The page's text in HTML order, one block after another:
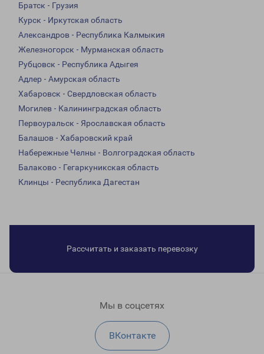
Братск - Грузия
Курск - Иркутская область
Александров - Республика Калмыкия
Железногорск - Мурманская область
Рубцовск - Республика Адыгея
Адлер - Амурская область
Хабаровск - Свердловская область
Могилев - Калининградская область
Первоуральск - Ярославская область
Балашов - Хабаровский край
Набережные Челны - Волгоградская область
Балаково - Гегаркуникская область
Клинцы - Республика Дагестан
Рассчитать и заказать перевозку
Мы в соцсетях
ВКонтакте